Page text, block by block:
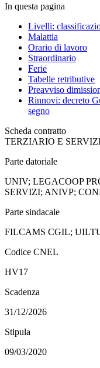
In questa pagina
Livelli:
Malattia
Orario di lavoro
Straordinario
Ferie
Tabelle retributive
Preavviso
Rinnovi: decreto
segno
Scheda contratto
TERZIARIO E
Parte datoriale
UNIV; LEGACOOP
SERVIZI; ANIVP;
Parte sindacale
FILCAMS CGIL;
Codice CNEL
HV17
Scadenza
31/12/2026
Stipula
09/03/2020